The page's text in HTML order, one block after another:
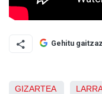
Gehitu
GIZARTEA